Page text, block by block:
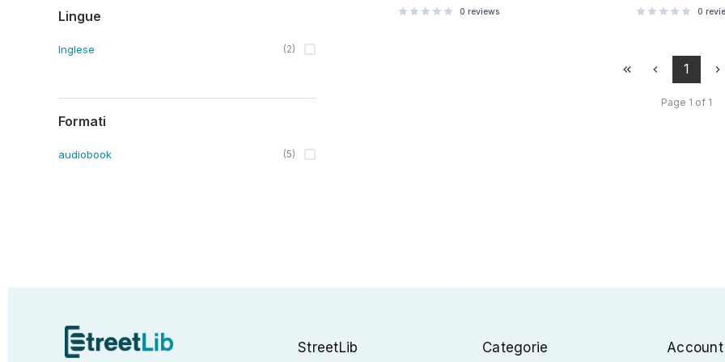
Lingue
Inglese (2)
Formati
audiobook (5)
0 reviews 0
1
Page 1 of 1
StreetLib Categorie Account